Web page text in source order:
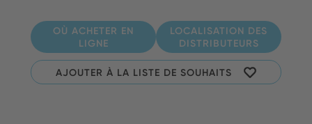
OÙ ACHETER EN
LIGNE
LOCALISATION DES
DISTRIBUTEURS
AJOUTER À LA LISTE DE SOUHAITS